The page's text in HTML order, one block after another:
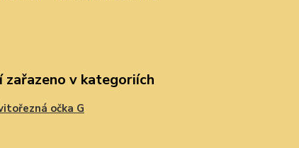
zařazeno v kategoriích
očka G